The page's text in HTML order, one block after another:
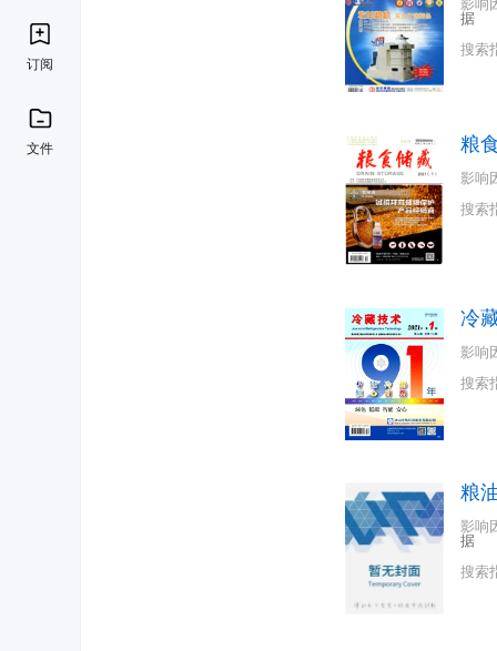
订阅
文件
影响
据
搜索
粮
影响
搜索
冷
影响
搜索
粮
影响
据
搜索